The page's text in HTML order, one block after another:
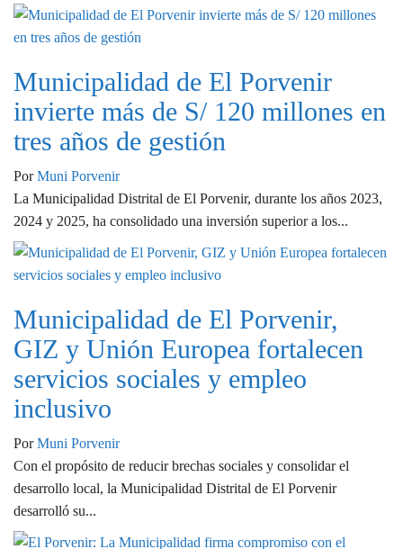
Municipalidad de El Porvenir
invierte más de S/ 120 millones en
tres años de gestión
Por Muni Porvenir
La Municipalidad Distrital de El Porvenir, durante los años 2023,
2024 y 2025, ha consolidado una inversión superior a los...
Municipalidad de El Porvenir,
GIZ y Unión Europea fortalecen
servicios sociales y empleo
inclusivo
Por Muni Porvenir
Con el propósito de reducir brechas sociales y consolidar el
desarrollo local, la Municipalidad Distrital de El Porvenir
desarrolló su...